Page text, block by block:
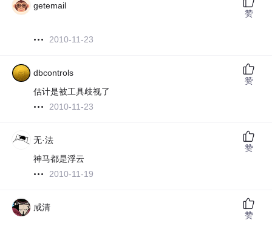
getemail
2010-11-23
赞
dbcontrols
估计是被工具歧视了
2010-11-23
赞
无·法
神马都是浮云
2010-11-19
赞
咸清
赞